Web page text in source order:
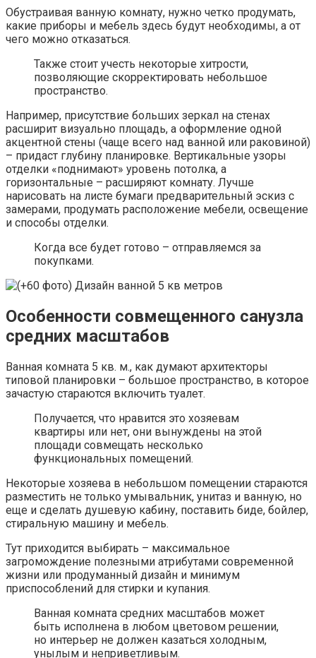
Обустраивая ванную комнату, нужно четко продумать,
какие приборы и мебель здесь будут необходимы, а от
чего можно отказаться.
Также стоит учесть некоторые хитрости,
позволяющие скорректировать небольшое
пространство.
Например, присутствие больших зеркал на стенах
расширит визуально площадь, а оформление одной
акцентной стены (чаще всего над ванной или раковиной)
– придаст глубину планировке. Вертикальные узоры
отделки «поднимают» уровень потолка, а
горизонтальные – расширяют комнату. Лучше
нарисовать на листе бумаги предварительный эскиз с
замерами, продумать расположение мебели, освещение
и способы отделки.
Когда все будет готово – отправляемся за
покупками.
Особенности совмещенного санузла
средних масштабов
Ванная комната 5 кв. м., как думают архитекторы
типовой планировки – большое пространство, в которое
зачастую стараются включить туалет.
Получается, что нравится это хозяевам
квартиры или нет, они вынуждены на этой
площади совмещать несколько
функциональных помещений.
Некоторые хозяева в небольшом помещении стараются
разместить не только умывальник, унитаз и ванную, но
еще и сделать душевую кабину, поставить биде, бойлер,
стиральную машину и мебель.
Тут приходится выбирать – максимальное
загромождение полезными атрибутами современной
жизни или продуманный дизайн и минимум
приспособлений для стирки и купания.
Ванная комната средних масштабов может
быть исполнена в любом цветовом решении,
но интерьер не должен казаться холодным,
унылым и неприветливым.